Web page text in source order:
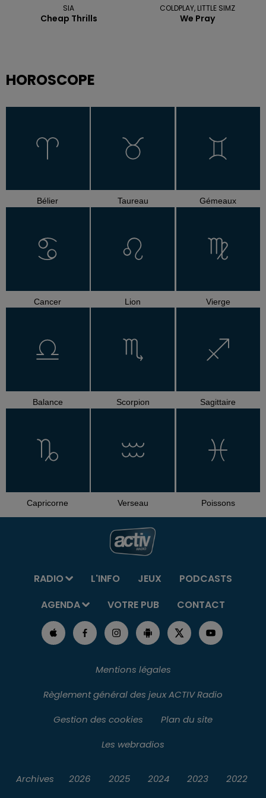
SIA
Cheap Thrills
COLDPLAY, LITTLE SIMZ
We Pray
HOROSCOPE
Bélier Taureau Gémeaux
Cancer Lion Vierge
Balance Scorpion Sagittaire
Capricorne Verseau Poissons
RADIO L'INFO JEUX
PODCASTS
AGENDA
VOTRE PUB CONTACT
Mentions légales
Règlement général des jeux ACTIV Radio
Gestion des cookies
Plan du site
Les webradios
Archives 2026 2025 2024 2023 2022